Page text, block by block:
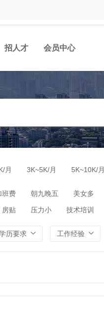
招人才 会员中心
月 3K~5K/月 5K~10K/月
班费 朝九晚五 美女多
房贴 压力小 技术培训
历要求 工作经验